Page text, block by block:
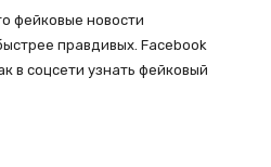
фейковые новости
правдивых. Facebook
в соцсети узнать фейковый